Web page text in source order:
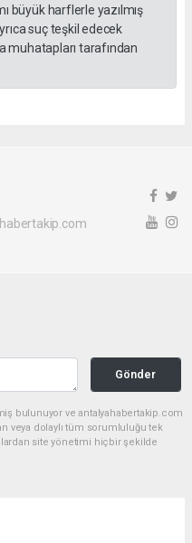
büyük harflerle yazılmış
suç teşkil edecek
muhatapları tarafından
Gönder
bulunuyor ve antalyahabertakip.com
veya dolaylı tüm sorumluluğu tek
site yönetimi hiçbir şekilde